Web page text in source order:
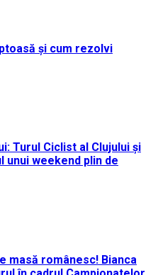
și cum rezolvi
Turul Ciclist al Clujului și
weekend plin de
masă românesc! Bianca